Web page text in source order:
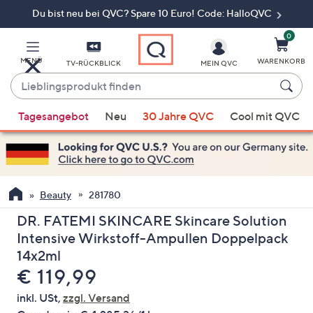
Du bist neu bei QVC? Spare 10 Euro! Code: HalloQVC
MENÜ TV-RÜCKBLICK
Lieblingsprodukt
finden
Vorschläge
verfügbar
sind,
verwenden
Sie
die
Pfeiltasten
nach
oben
und
nach
unten
MEIN QVC
0
WARENKORB
Tagesangebot Neu 30 Jahre QVC Cool mit QVC
Beauty 281780
DR. FATEMI SKINCARE Skincare Solution
Intensive Wirkstoff-Ampullen Doppelpack
14x2ml
Gelöscht
€ 119,99
inkl. USt, zzgl. Versand